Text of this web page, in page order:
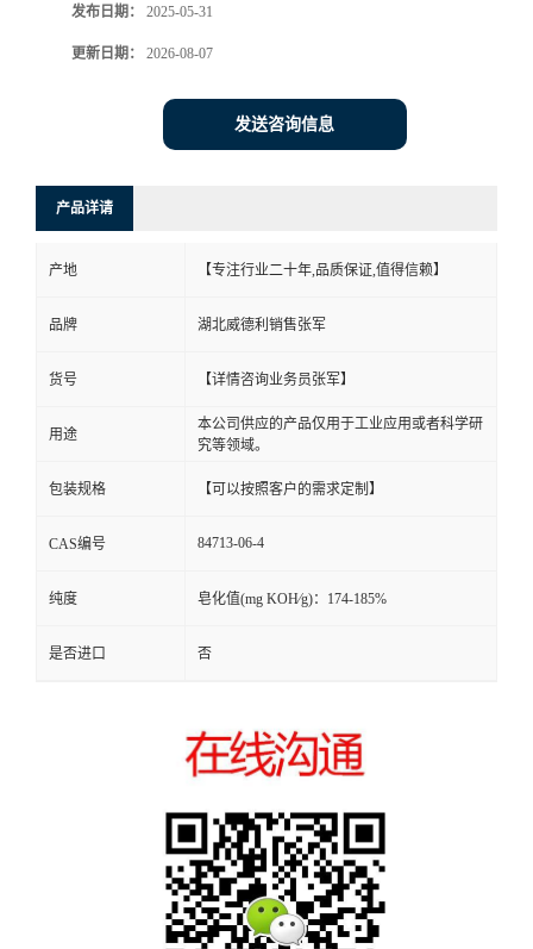
发布日期： 2025-05-31
更新日期： 2026-08-07
发送咨询信息
产品详请
产地 【专注行业二十年,品质保证,值得信赖】
品牌 湖北威德利销售张军
货号 【详情咨询业务员张军】
用途
本公司供应的产品仅用于工业应用或者科学研
究等领域。
包装规格 【可以按照客户的需求定制】
CAS编号 84713-06-4
纯度 皂化值(mg KOH∕g)：174-185%
是否进口 否